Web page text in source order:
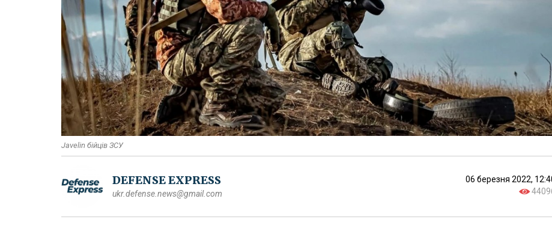
Javelin бійців ЗСУ
DEFENSE EXPRESS
ukr.defense.news@gmail.com
06 березня 2022,